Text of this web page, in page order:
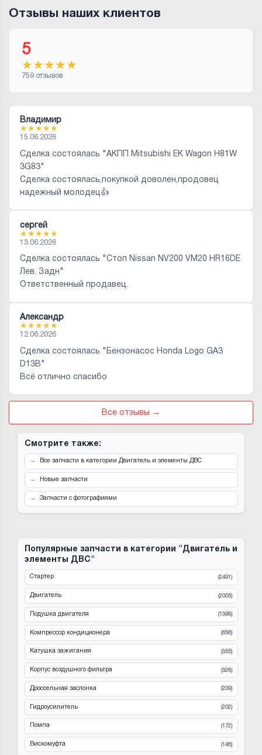
Отзывы наших клиентов
5
★★★★★
759 отзывов
Владимир
★★★★★
15.06.2026
Сделка состоялась "АКПП Mitsubishi EK Wagon H81W
3G83"
Сделка состоялась,покупкой доволен,продовец
надежный молодец👍
сергей
★★★★★
13.06.2026
Сделка состоялась "Стоп Nissan NV200 VM20 HR16DE
Лев. Задн"
Ответственный продавец.
Александр
★★★★★
12.06.2026
Сделка состоялась "Бензонасос Honda Logo GA3
D13B"
Всё отлично спасибо
Все отзывы →
Смотрите также:
Все запчасти в категории Двигатель и элементы ДВС
Новые запчасти
Запчасти с фотографиями
Популярные запчасти в категории "Двигатель и
элементы ДВС"
Стартер (2491)
Двигатель (2005)
Подушка двигателя (1398)
Компрессор кондиционера (656)
Катушка зажигания (355)
Корпус воздушного фильтра (328)
Дроссельная заслонка (209)
Гидроусилитель (202)
Помпа (172)
Вискомуфта (146)